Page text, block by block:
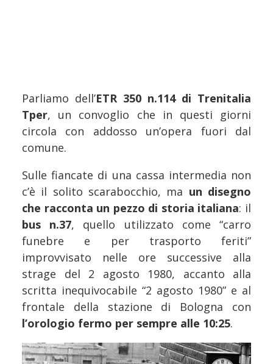
Parliamo dell’ETR 350 n.114 di Trenitalia
Tper, un convoglio che in questi giorni
circola con addosso un’opera fuori dal
comune.
Sulle fiancate di una cassa intermedia non
c’è il solito scarabocchio, ma un disegno
che racconta un pezzo di storia italiana: il
bus n.37, quello utilizzato come “carro
funebre e per trasporto feriti”
improvvisato nelle ore successive alla
strage del 2 agosto 1980, accanto alla
scritta inequivocabile “2 agosto 1980” e al
frontale della stazione di Bologna con
l’orologio fermo per sempre alle 10:25.